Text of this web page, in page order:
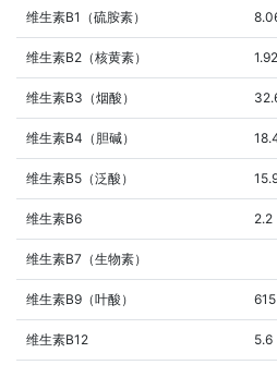
维生素B1（硫胺素）
维生素B2（核黄素） 1.92
维生素B3（烟酸）
维生素B4（胆碱）
维生素B5（泛酸）
维生素B6 2.2
维生素B7（生物素）
维生素B9（叶酸） 615
维生素B12 5.6